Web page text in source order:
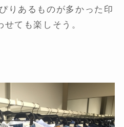
りあるものが多かった印
ても楽しそう。